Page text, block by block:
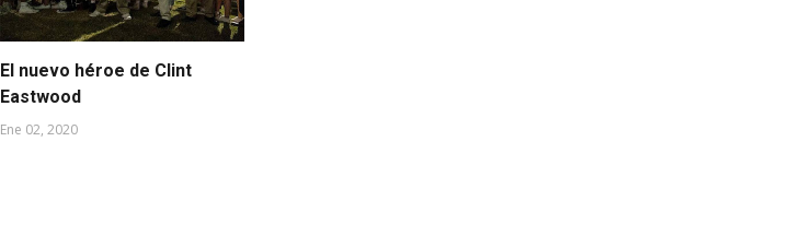
El nuevo héroe de Clint
Eastwood
Ene 02, 2020